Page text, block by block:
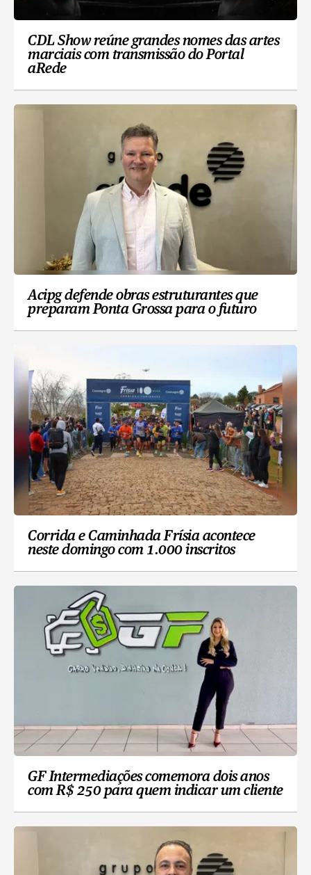
CDL Show reúne grandes nomes das artes
marciais com transmissão do Portal
aRede
Acipg defende obras estruturantes que
preparam Ponta Grossa para o futuro
Corrida e Caminhada Frísia acontece
neste domingo com 1.000 inscritos
GF Intermediações comemora dois anos
com R$ 250 para quem indicar um cliente